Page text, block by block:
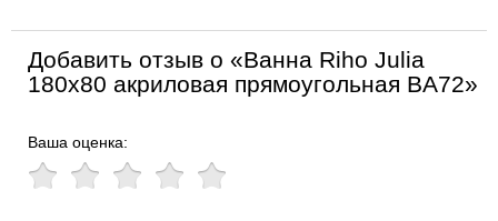
Добавить отзыв о «Ванна Riho Julia
180x80 акриловая прямоугольная BA72»
Ваша оценка: